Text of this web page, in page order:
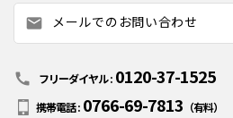
mail メールでのお問い合わせ
call フリーダイヤル : 0120-37-1525
携帯電話 : 0766-69-7813 （有料）